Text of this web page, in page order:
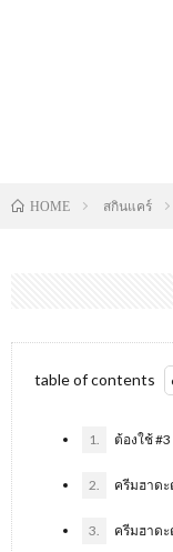
HOME สกินแคร์
table of contents
1. ต้องใช้
2. ครีมฮาดะ
3. ครีมฮาดะ